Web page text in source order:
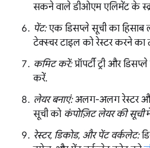
सकने वाले डीओएम एलिमेंट के
पेंट:एक डिसप्ले सूची का हिसाब
टेक्स्चर टाइल को रेस्टर करने का
कमिट करें:प्रॉपर्टी ट्री और
करें.
लेयर बनाएं:अलग-अलग रेस्टर
सूची को कंपोज़िट लेयर की सूची
रेस्टर, डिकोड, और पेंट वर्कलेट: